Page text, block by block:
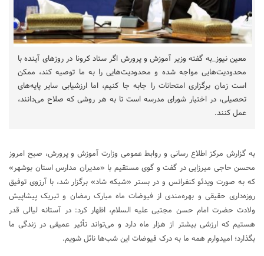
معین نیوز_به گفته وزیر آموزش و پرورش اگر ستاد کرونا در روزهای آینده با
محدودیت‌هایی مواجه شده و محدودیت‌هایی را به ما توصیه کند، ممکن
است زمان برگزاری امتحانات را جابه جا کنیم، اما ارزشیابی سایر پایه‌های
تحصیلی، در اختیار شورای مدرسه است تا به هر روشی که صلاح می‌دانند،
عمل کنند.
به گزارش مرکز اطلاع رسانی و روابط عمومی وزارت آموزش و پرورش، صبح امروز
محسن حاجی میرزایی در گفت و گوی مستقیم با «مدیران مدارس استان بوشهر»
که به صورت ویدئو کنفرانس و در بستر «شبکه شاد» برگزار شد، با آرزوی توفیق
روزه‌داری حقیقی و بهره‌مندی از فیوضات ماه مبارک رمضان و تبریک پیشاپیش
ولادت حضرت امام حسن مجتبی علیه السلام، اظهار کرد: در آستانه لیالی قدر
هستیم که ارزشی بیشتر از هزار ماه دارد و می‌تواند تأثیر عمیقی در زندگی ما
بگذارد؛ امیدوارم همه ما به درک فیوضات این شب‌ها نائل شویم.